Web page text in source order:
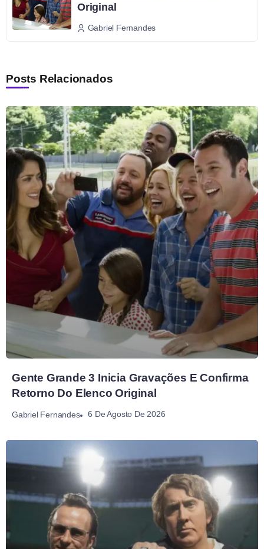
Original
Gabriel Fernandes
Posts Relacionados
Gente Grande 3 Inicia Gravações E Confirma
Retorno Do Elenco Original
Gabriel Fernandes 6 De Agosto De 2026